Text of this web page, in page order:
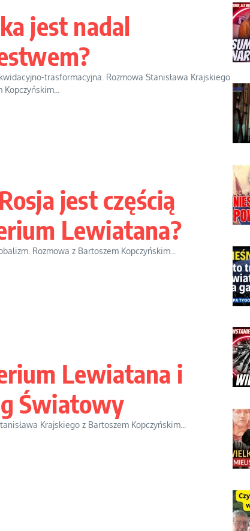
jest nadal
trasformacyjna. Rozmowa Stanisława Krajskiego
jest częścią
Lewiatana?
Rozmowa z Bartoszem Kopczyńskim...
Lewiatana i
Światowy
Krajskiego z Bartoszem Kopczyńskim...